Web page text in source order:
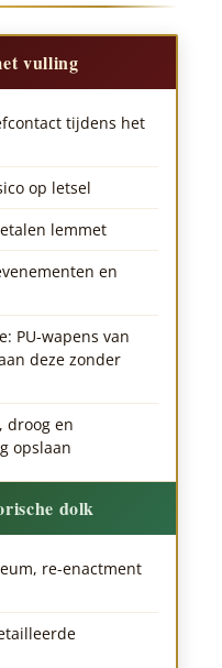
vulling
tijdens het
op letsel
lemmet
en
PU-wapens van
deze zonder
droog en
opslaan
dolk
re-enactment